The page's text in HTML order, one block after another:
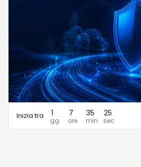
Inizia tra 1 7 35 25